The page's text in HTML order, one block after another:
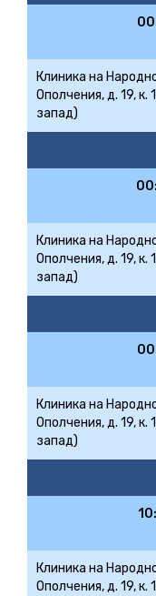
Клиника на
Ополчения, д. 19,
запад)
Клиника на
Ополчения, д. 19,
запад)
Клиника на
Ополчения, д. 19,
запад)
Клиника на
Ополчения, д. 19,